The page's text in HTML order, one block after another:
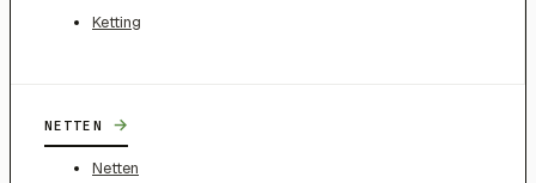
Ketting
NETTEN →
Netten